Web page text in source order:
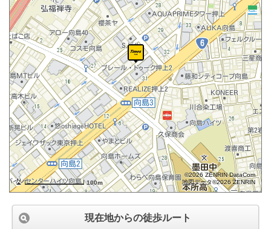
100m
©2026 ZENRIN DataCom
地図データ©2026 ZENRIN
現在地からの徒歩ルート